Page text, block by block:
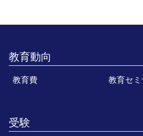
教育動向
教育費 教育セ
受験